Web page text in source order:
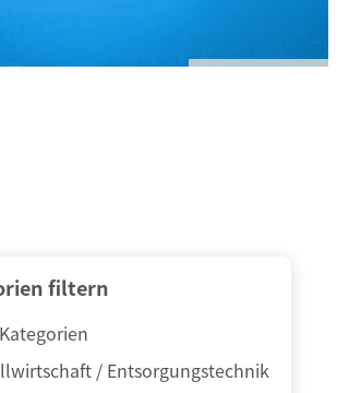
filtern
/ Entsorgungstechnik